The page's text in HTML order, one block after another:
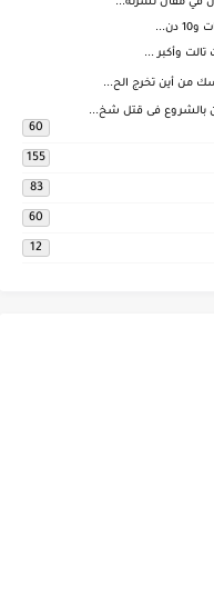
في مقال نشرته...
وأكبر ...
من أين تخرج الح...
60
155
83
60
12